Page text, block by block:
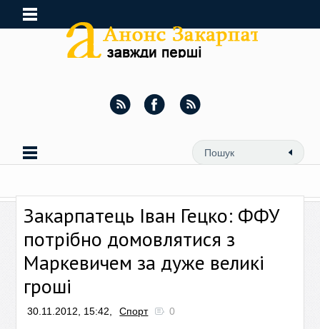
Закарпатець Іван Гецко: ФФУ
потрібно домовлятися з
Маркевичем за дуже великі
гроші
30.11.2012, 15:42, Спорт 0